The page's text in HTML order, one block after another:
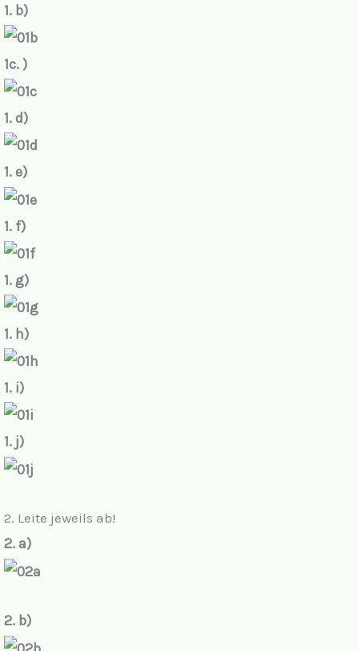
1. b)
1c. )
1. d)
1. e)
1. f)
1. g)
1. h)
1. i)
1. j)
2. Leite jeweils ab!
2. a)
2. b)